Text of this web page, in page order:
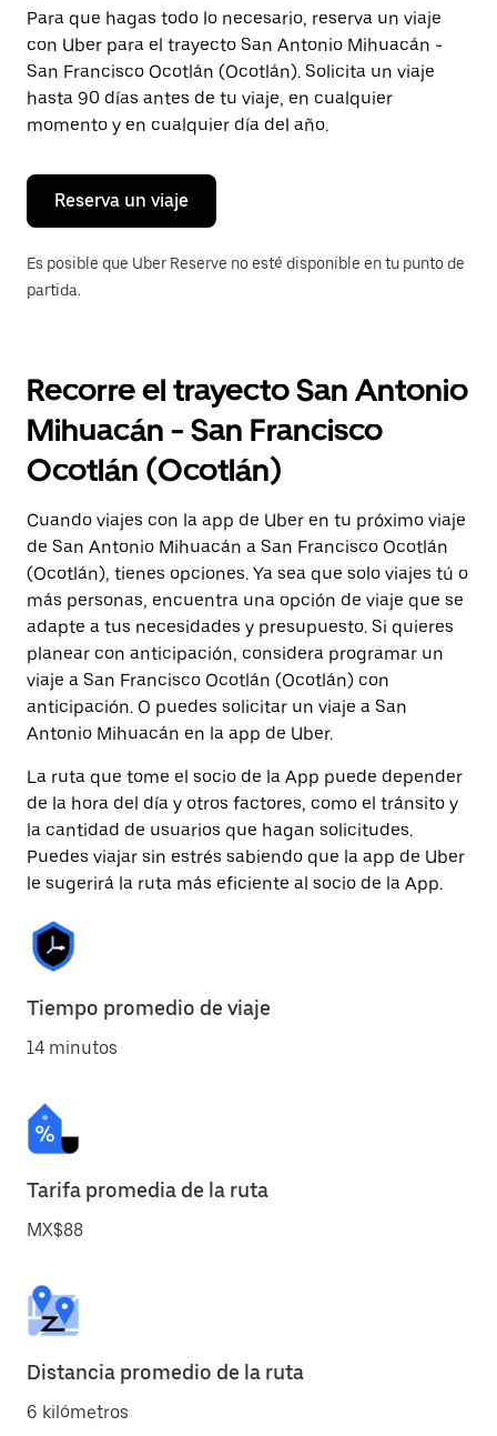
Presiona
la
tecla Esc
para
cerrar
el
calendario.
Para que hagas todo lo necesario, reserva un viaje
con Uber para el trayecto San Antonio Mihuacán -
San Francisco Ocotlán (Ocotlán). Solicita un viaje
hasta 90 días antes de tu viaje, en cualquier
momento y en cualquier día del año.
Reserva un viaje
Es posible que Uber Reserve no esté disponible en tu punto de
partida.
Recorre el trayecto San Antonio
Mihuacán - San Francisco
Ocotlán (Ocotlán)
Cuando viajes con la app de Uber en tu próximo viaje
de San Antonio Mihuacán a San Francisco Ocotlán
(Ocotlán), tienes opciones. Ya sea que solo viajes tú o
más personas, encuentra una opción de viaje que se
adapte a tus necesidades y presupuesto. Si quieres
planear con anticipación, considera programar un
viaje a San Francisco Ocotlán (Ocotlán) con
anticipación. O puedes solicitar un viaje a San
Antonio Mihuacán en la app de Uber.
La ruta que tome el socio de la App puede depender
de la hora del día y otros factores, como el tránsito y
la cantidad de usuarios que hagan solicitudes.
Puedes viajar sin estrés sabiendo que la app de Uber
le sugerirá la ruta más eficiente al socio de la App.
Tiempo promedio de viaje
14 minutos
Tarifa promedia de la ruta
MX$88
Distancia promedio de la ruta
6 kilómetros